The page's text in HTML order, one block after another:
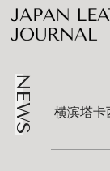
NEWS
横滨塔卡